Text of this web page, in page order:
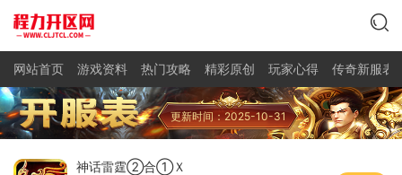
网站首页 游戏资料 热门攻略 精彩原创 玩家心得 传奇新服表
更新时间：2025-10-31
神话雷霆②合①Ｘ